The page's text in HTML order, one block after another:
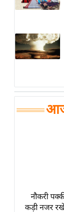
यंग
ऑटो
न्यूज
नौकरी
कड़ी नजर